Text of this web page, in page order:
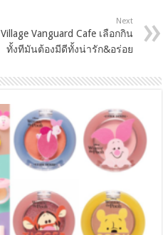
Next
Village Vanguard Cafe เลือกกิน
ทั้งทีมันต้องมีดีทั้งน่ารัก&อร่อย